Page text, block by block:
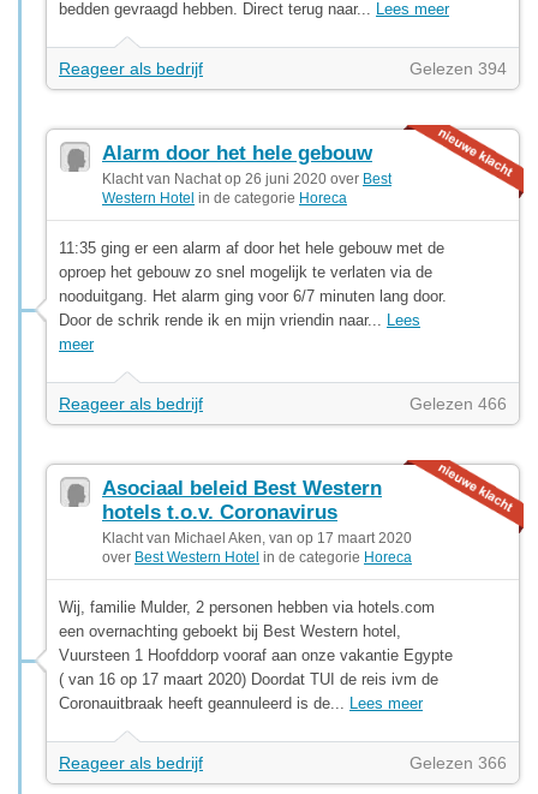
bedden gevraagd hebben. Direct terug naar... Lees meer
Reageer als bedrijf Gelezen 394
Alarm door het hele gebouw
Klacht van Nachat op 26 juni 2020 over Best
Western Hotel in de categorie Horeca
11:35 ging er een alarm af door het hele gebouw met de
oproep het gebouw zo snel mogelijk te verlaten via de
nooduitgang. Het alarm ging voor 6/7 minuten lang door.
Door de schrik rende ik en mijn vriendin naar... Lees
meer
Reageer als bedrijf Gelezen 466
Asociaal beleid Best Western
hotels t.o.v. Coronavirus
Klacht van Michael Aken, van op 17 maart 2020
over Best Western Hotel in de categorie Horeca
Wij, familie Mulder, 2 personen hebben via hotels.com
een overnachting geboekt bij Best Western hotel,
Vuursteen 1 Hoofddorp vooraf aan onze vakantie Egypte
( van 16 op 17 maart 2020) Doordat TUI de reis ivm de
Coronauitbraak heeft geannuleerd is de... Lees meer
Reageer als bedrijf Gelezen 366